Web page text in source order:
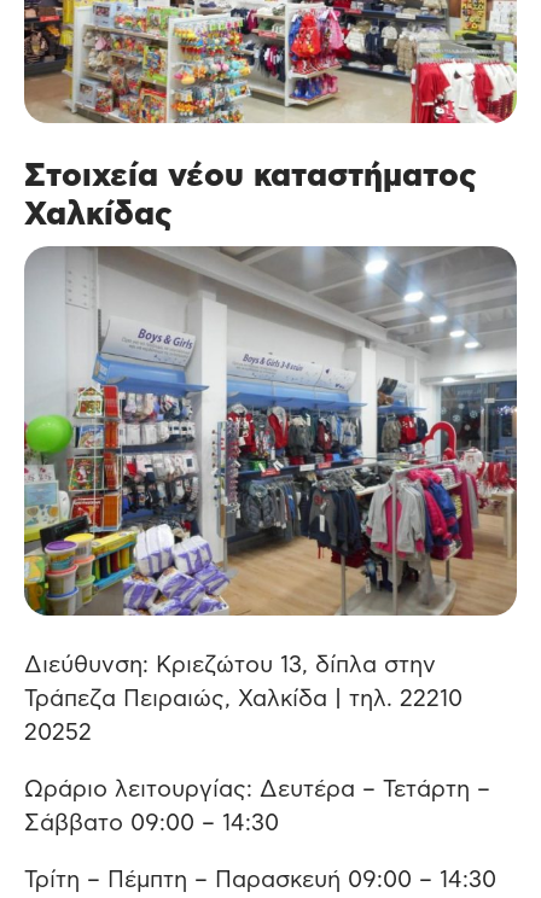
Στοιχεία νέου καταστήματος
Χαλκίδας
Διεύθυνση: Κριεζώτου 13, δίπλα στην
Τράπεζα Πειραιώς, Χαλκίδα | τηλ. 22210
20252
Ωράριο λειτουργίας: Δευτέρα – Τετάρτη –
Σάββατο 09:00 – 14:30
Τρίτη – Πέμπτη – Παρασκευή 09:00 – 14:30